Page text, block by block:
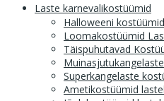
Laste karnevalikostüümid
Halloweeni
Loomakostüümid
Täispuhutavad
Superkangelaste
Ametikostüümid